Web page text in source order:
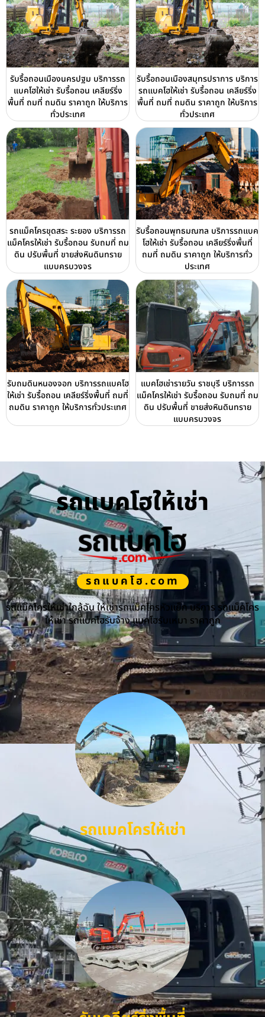
รับรื้อถอนเมืองนครปฐม บริการรถ
แบคโฮให้เช่า รับรื้อถอน เคลียร์ริ่ง
พื้นที่ ถมที่ ถมดิน ราคาถูก ให้บริการ
ทั่วประเทศ
รับรื้อถอนเมืองสมุทรปราการ บริการ
รถแบคโฮให้เช่า รับรื้อถอน เคลียร์ริ่ง
พื้นที่ ถมที่ ถมดิน ราคาถูก ให้บริการ
ทั่วประเทศ
รถแม็คโครขุดสระ ระยอง บริการรถ
แม็คโครให้เช่า รับรื้อถอน รับถมที่ ถม
ดิน ปรับพื้นที่ ขายส่งหินดินทราย
แบบครบวงจร
รับรื้อถอนพุทธมณฑล บริการรถแบค
โฮให้เช่า รับรื้อถอน เคลียร์ริ่งพื้นที่
ถมที่ ถมดิน ราคาถูก ให้บริการทั่ว
ประเทศ
รับถมดินหนองจอก บริการรถแบคโฮ
ให้เช่า รับรื้อถอน เคลียร์ริ่งพื้นที่ ถมที่
ถมดิน ราคาถูก ให้บริการทั่วประเทศ
แบคโฮเช่ารายวัน ราชบุรี บริการรถ
แม็คโครให้เช่า รับรื้อถอน รับถมที่ ถม
ดิน ปรับพื้นที่ ขายส่งหินดินทราย
แบบครบวงจร
รถแบคโฮให้เช่า
รถแบคโฮ.com
รถแม็คโครให้เช่าใกล้ฉัน ให้เช่ารถแม็คโครหัวแย็ก บริการ รถแม็คโคร
ให้เช่า รถแบคโฮรับจ้าง แบคโฮรับเหมา ราคาถูก
รถแมคโครให้เช่า